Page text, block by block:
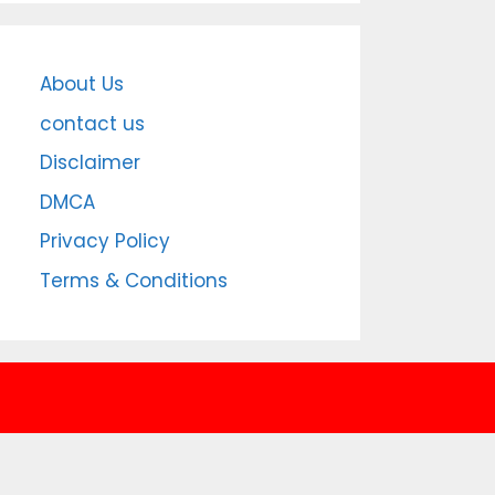
About Us
contact us
Disclaimer
DMCA
Privacy Policy
Terms & Conditions